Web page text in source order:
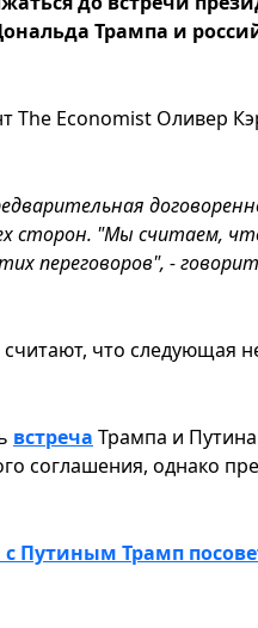
Трампа и
The Economist Оливер
сторон. "Мы считаем,
переговоров", -
что следующая
встреча Трампа и
соглашения, однако
с Путиным Трамп